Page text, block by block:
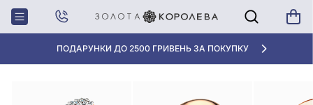
ПОДАРУНКИ ДО 2500 ГРИВЕНЬ ЗА ПОКУПКУ
Головна Обручки Ексклюзивні обручки
ЕКСКЛЮЗИВНІ ОБРУЧКИ